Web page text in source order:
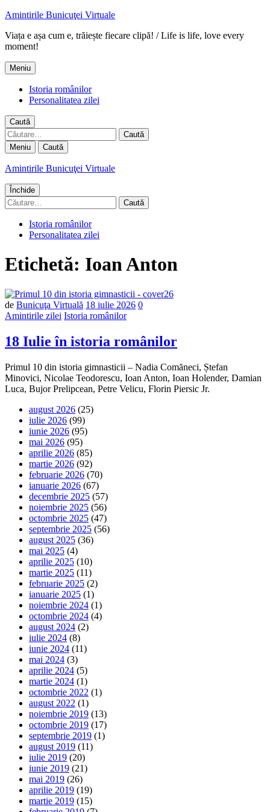
Amintirile Bunicuţei Virtuale
Viața e așa cum e, trăiește fiecare clipă! / Life is life, love every
moment!
Meniu
Istoria românilor
Personalitatea zilei
Caută
Caută
după:
Meniu Caută
Amintirile Bunicuţei Virtuale
Închide
Caută
după:
Istoria românilor
Personalitatea zilei
Etichetă: Ioan Anton
de Bunicuţa Virtuală 18 iulie 2026 Număr
0
Amintirile zilei Istoria românilor
18 Iulie în istoria românilor
Primul 10 din istoria gimnasticii – Nadia Comăneci, Ștefan
Minovici, Nicolae Teodorescu, Ioan Anton, Ioan Holender, Damian
Luca, Bujor Prelipcean, Petre Velicu, Florin Piersic Jr.
august 2026 (25)
iulie 2026 (99)
iunie 2026 (95)
mai 2026 (95)
aprilie 2026 (85)
martie 2026 (92)
februarie 2026 (70)
ianuarie 2026 (67)
decembrie 2025 (57)
noiembrie 2025 (56)
octombrie 2025 (47)
septembrie 2025 (56)
august 2025 (36)
mai 2025 (4)
aprilie 2025 (10)
martie 2025 (11)
februarie 2025 (2)
ianuarie 2025 (1)
noiembrie 2024 (1)
octombrie 2024 (4)
august 2024 (2)
iulie 2024 (8)
iunie 2024 (11)
mai 2024 (3)
aprilie 2024 (5)
martie 2024 (1)
octombrie 2022 (1)
august 2022 (1)
noiembrie 2019 (13)
octombrie 2019 (17)
septembrie 2019 (1)
august 2019 (11)
iulie 2019 (20)
iunie 2019 (21)
mai 2019 (26)
aprilie 2019 (19)
martie 2019 (15)